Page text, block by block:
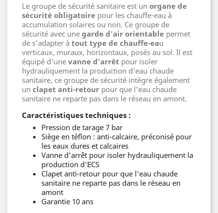
Le groupe de sécurité sanitaire est un organe de
sécurité obligatoire pour les chauffe-eau à
accumulation solaires ou non. Ce groupe de
sécurité avec une garde d'air orientable permet
de s'adapter à tout type de chauffe-eau
verticaux, muraux, horizontaux, posés au sol. Il est
équipé d'une vanne d'arrêt pour isoler
hydrauliquement la production d'eau chaude
sanitaire, ce groupe de sécurité intègre également
un clapet anti-retour pour que l'eau chaude
sanitaire ne reparte pas dans le réseau en amont.
Caractéristiques techniques :
Pression de tarage 7 bar
Siège en téflon : anti-calcaire, préconisé pour
les eaux dures et calcaires
Vanne d'arrêt pour isoler hydrauliquement la
production d'ECS
Clapet anti-retour pour que l'eau chaude
sanitaire ne reparte pas dans le réseau en
amont
Garantie 10 ans